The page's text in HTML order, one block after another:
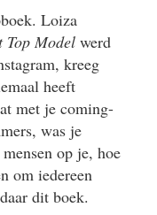
Loiza
Top Model werd
kreeg
heeft
met je coming-
was je
op je, hoe
om iedereen
dit boek.